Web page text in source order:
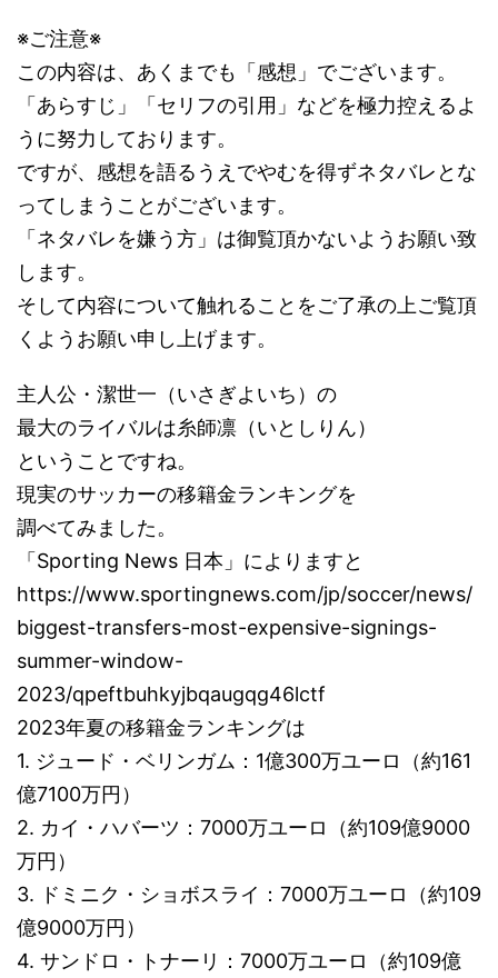
※ご注意※
この内容は、あくまでも「感想」でございます。
「あらすじ」「セリフの引用」などを極力控えるよ
うに努力しております。
ですが、感想を語るうえでやむを得ずネタバレとな
ってしまうことがございます。
「ネタバレを嫌う方」は御覧頂かないようお願い致
します。
そして内容について触れることをご了承の上ご覧頂
くようお願い申し上げます。
主人公・潔世一（いさぎよいち）の
最大のライバルは糸師凛（いとしりん）
ということですね。
現実のサッカーの移籍金ランキングを
調べてみました。
「Sporting News 日本」によりますと
https://www.sportingnews.com/jp/soccer/news/
biggest-transfers-most-expensive-signings-
summer-window-
2023/qpeftbuhkyjbqaugqg46lctf
2023年夏の移籍金ランキングは
1. ジュード・ベリンガム：1億300万ユーロ（約161
億7100万円）
2. カイ・ハバーツ：7000万ユーロ（約109億9000
万円）
3. ドミニク・ショボスライ：7000万ユーロ（約109
億9000万円）
4. サンドロ・トナーリ：7000万ユーロ（約109億